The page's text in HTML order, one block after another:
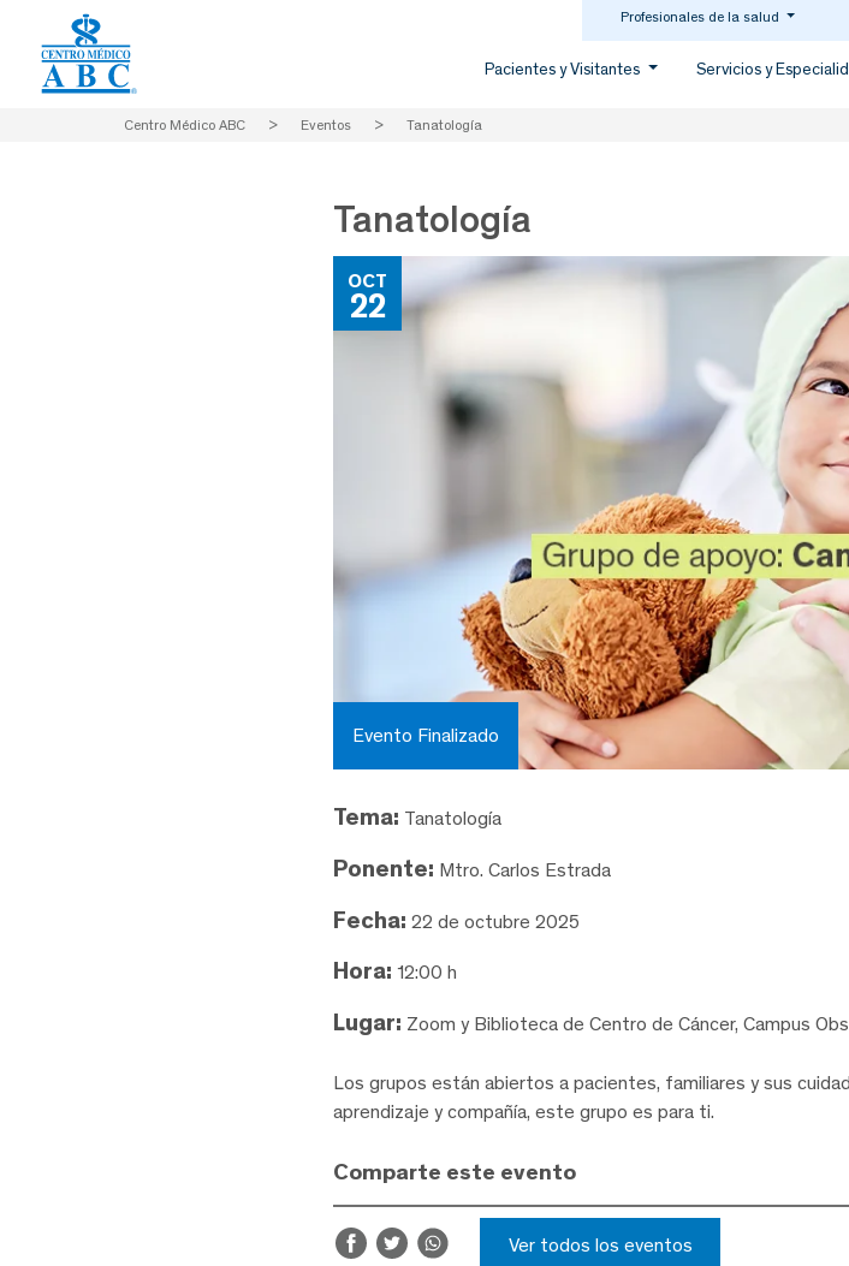
Profesionales de la salud
Pacientes y Visitantes Servicios y
Centro Médico ABC > Eventos > Tanatología
Tanatología
OCT
22
Evento Finalizado
Tema: Tanatología
Ponente: Mtro. Carlos Estrada
Fecha: 22 de octubre 2025
Hora: 12:00 h
Lugar: Zoom y Biblioteca de Centro de Cáncer, Campus
Los grupos están abiertos a pacientes, familiares y sus
aprendizaje y compañía, este grupo es para ti.
Comparte este evento
Ver todos los eventos